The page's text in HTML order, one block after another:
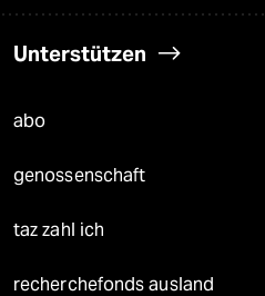
Unterstützen
abo
genossenschaft
taz zahl ich
recherchefonds ausland